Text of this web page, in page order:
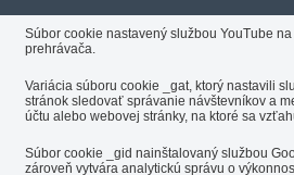
Súbor cookie nastavený službou YouTube
prehrávača.
Variácia súboru cookie _gat, ktorý nastavili
stránok sledovať správanie návštevníkov a
účtu alebo webovej stránky, na ktoré sa
Súbor cookie _gid nainštalovaný službou
zároveň vytvára analytickú správu o